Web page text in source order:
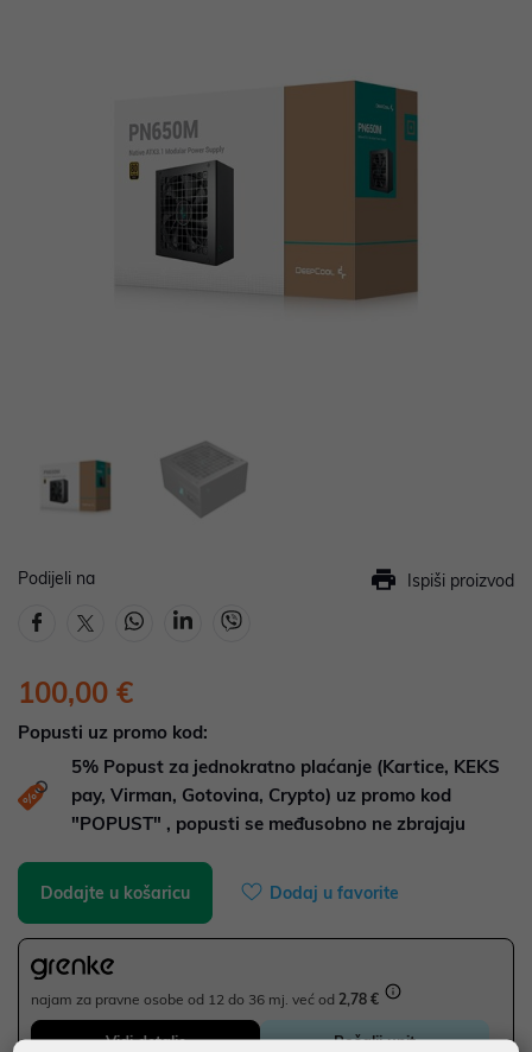
Podijeli na Ispiši proizvod
100,00 €
Popusti uz promo kod:
5% Popust za jednokratno plaćanje (Kartice, KEKS
pay, Virman, Gotovina, Crypto) uz promo kod
"POPUST" , popusti se međusobno ne zbrajaju
Dodajte u košaricu Dodaj u favorite
najam za pravne osobe od 12 do 36 mj. već od 2,78 €
Vidi detalje Pošalji upit